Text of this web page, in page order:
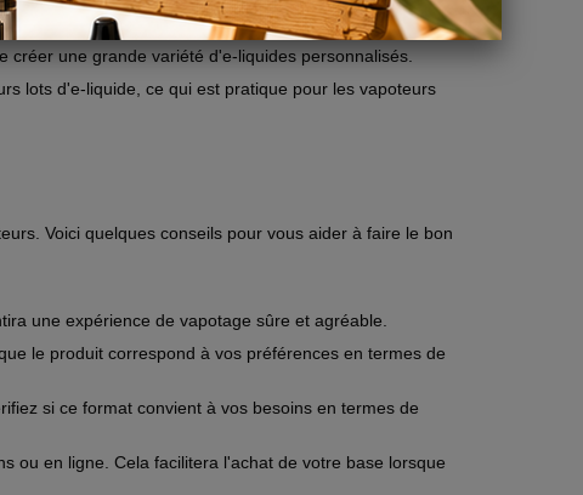
gustative plus intense.
une grande variété d'e-liquides personnalisés.
lots d'e-liquide, ce qui est pratique pour les vapoteurs
Voici quelques conseils pour vous aider à faire le bon
une expérience de vapotage sûre et agréable.
le produit correspond à vos préférences en termes de
si ce format convient à vos besoins en termes de
ou en ligne. Cela facilitera l'achat de votre base lorsque